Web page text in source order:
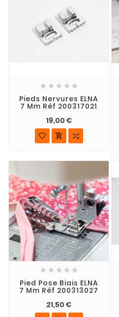
    
Pieds Nervures ELNA
7 Mm Réf 200317021
19,00 €

    
Pied Pose Biais ELNA
7 Mm Réf 200313027
21,50 €